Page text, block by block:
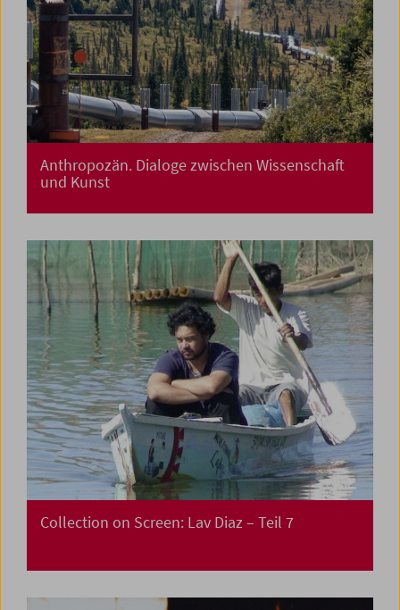
Anthropozän. Dialoge zwischen Wissenschaft
und Kunst
Collection on Screen: Lav Diaz – Teil 7